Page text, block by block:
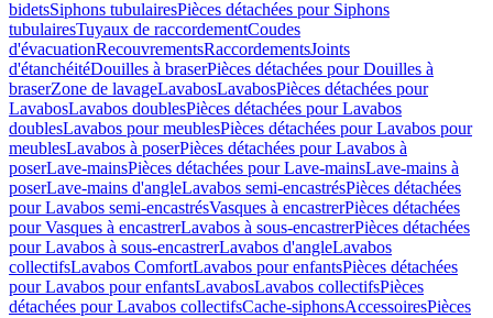
bidetsSiphons tubulairesPièces détachées pour Siphons
tubulairesTuyaux de raccordementCoudes
d'évacuationRecouvrementsRaccordementsJoints
d'étanchéitéDouilles à braserPièces détachées pour Douilles à
braserZone de lavageLavabosLavabosPièces détachées pour
LavabosLavabos doublesPièces détachées pour Lavabos
doublesLavabos pour meublesPièces détachées pour Lavabos pour
meublesLavabos à poserPièces détachées pour Lavabos à
poserLave-mainsPièces détachées pour Lave-mainsLave-mains à
poserLave-mains d'angleLavabos semi-encastrésPièces détachées
pour Lavabos semi-encastrésVasques à encastrerPièces détachées
pour Vasques à encastrerLavabos à sous-encastrerPièces détachées
pour Lavabos à sous-encastrerLavabos d'angleLavabos
collectifsLavabos ComfortLavabos pour enfantsPièces détachées
pour Lavabos pour enfantsLavabosLavabos collectifsPièces
détachées pour Lavabos collectifsCache-siphonsAccessoiresPièces